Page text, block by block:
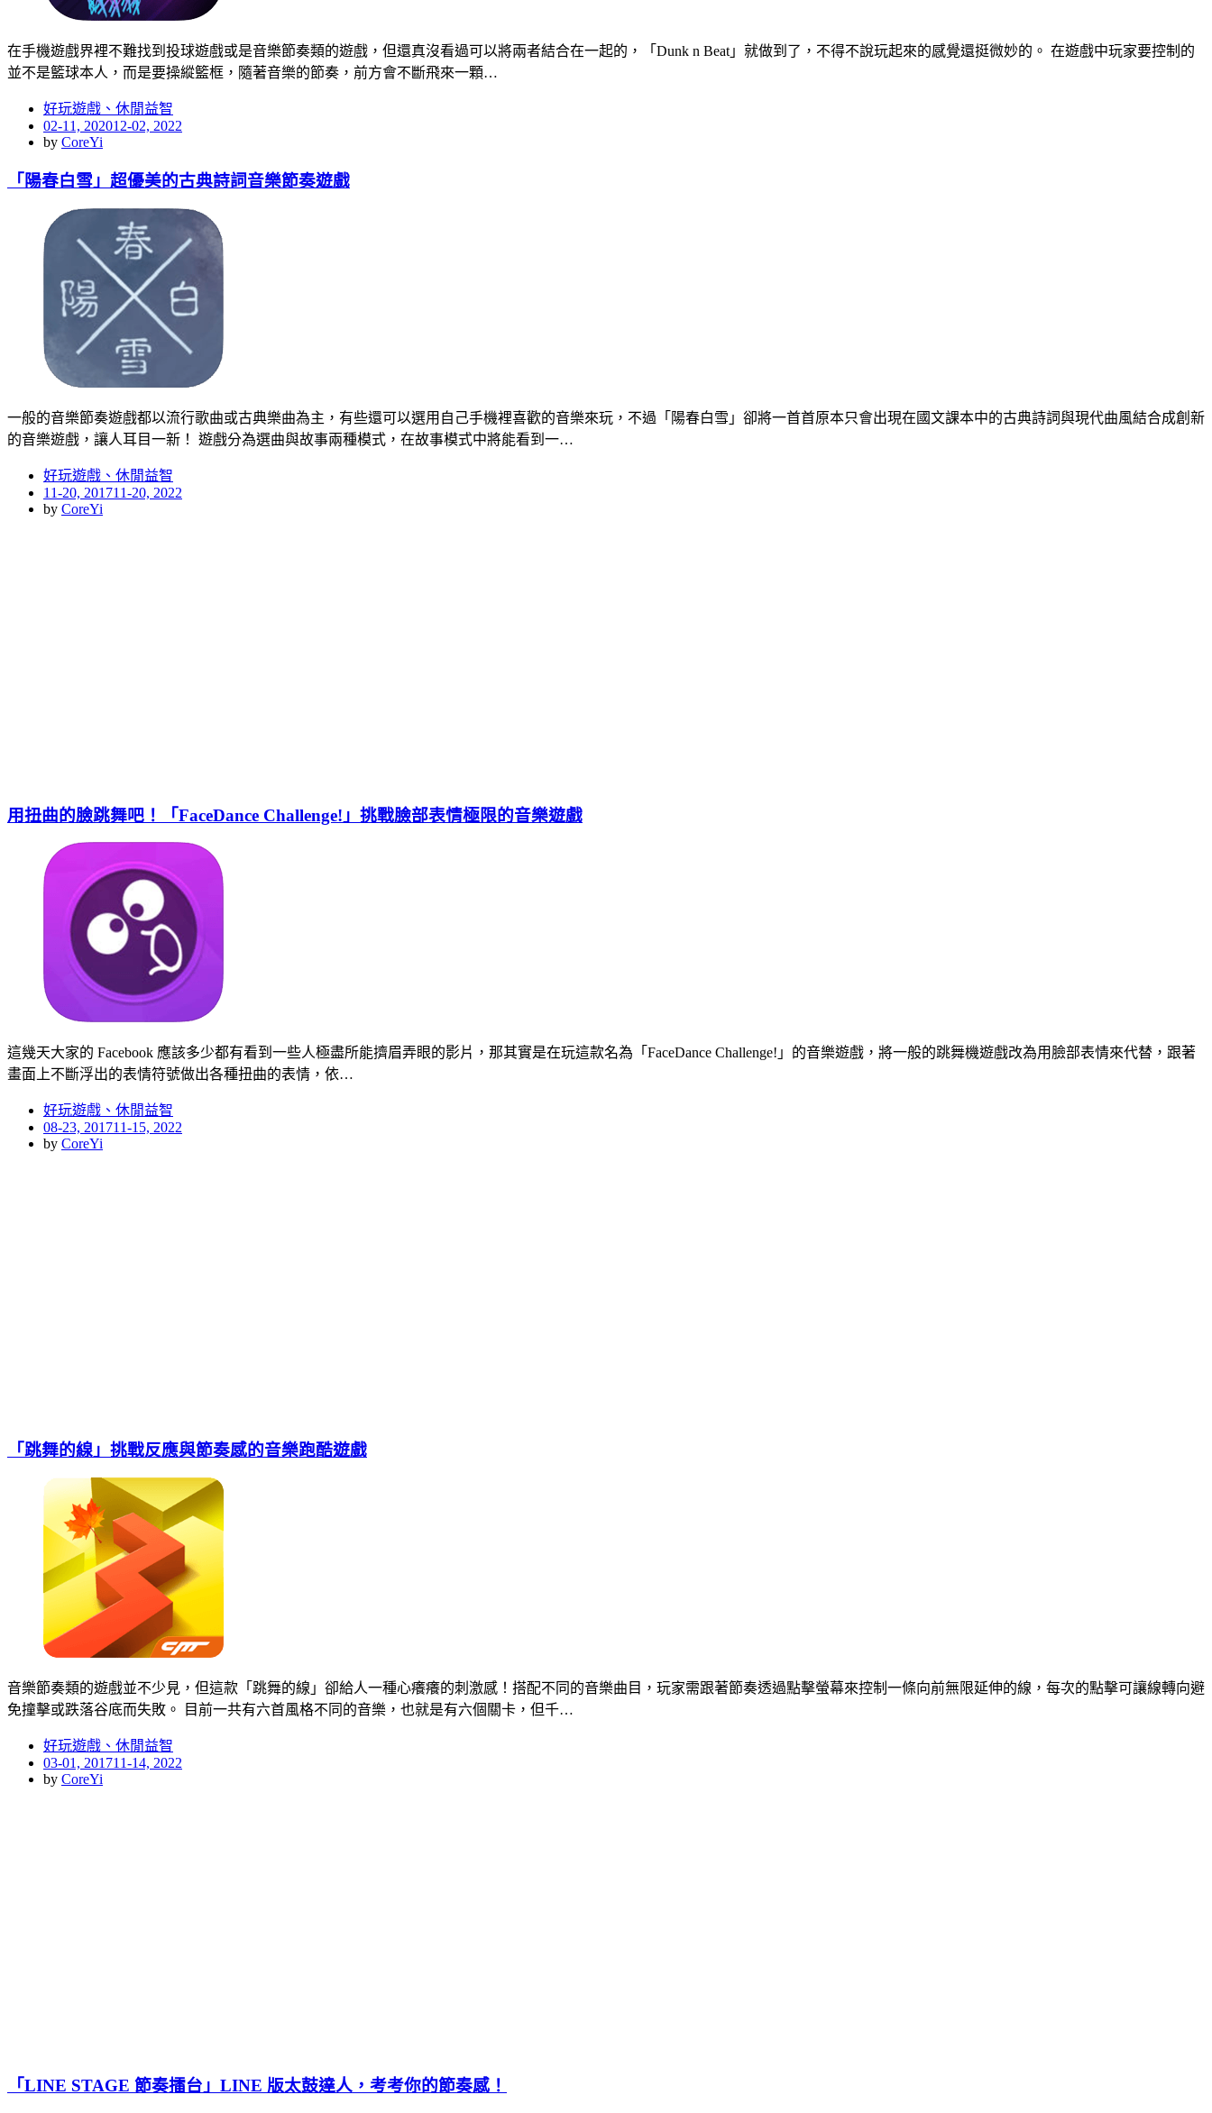
在手機遊戲界裡不難找到投球遊戲或是音樂節奏類的遊戲，但還真沒看過可以將兩者結合在一起的，「Dunk n Beat」就做到了，不得不說玩起來的感覺還挺微妙的。 在遊戲中玩家要控制的
並不是籃球本人，而是要操縱籃框，隨著音樂的節奏，前方會不斷飛來一顆…
好玩遊戲、休閒益智
Posted
on
02-11, 202012-02, 2022
by CoreYi
「陽春白雪」超優美的古典詩詞音樂節奏遊戲
一般的音樂節奏遊戲都以流行歌曲或古典樂曲為主，有些還可以選用自己手機裡喜歡的音樂來玩，不過「陽春白雪」卻將一首首原本只會出現在國文課本中的古典詩詞與現代曲風結合成創新
的音樂遊戲，讓人耳目一新！ 遊戲分為選曲與故事兩種模式，在故事模式中將能看到一…
好玩遊戲、休閒益智
Posted
on
11-20, 201711-20, 2022
by CoreYi
用扭曲的臉跳舞吧！「FaceDance Challenge!」挑戰臉部表情極限的音樂遊戲
這幾天大家的 Facebook 應該多少都有看到一些人極盡所能擠眉弄眼的影片，那其實是在玩這款名為「FaceDance Challenge!」的音樂遊戲，將一般的跳舞機遊戲改為用臉部表情來代替，跟著
畫面上不斷浮出的表情符號做出各種扭曲的表情，依…
好玩遊戲、休閒益智
Posted
on
08-23, 201711-15, 2022
by CoreYi
「跳舞的線」挑戰反應與節奏感的音樂跑酷遊戲
音樂節奏類的遊戲並不少見，但這款「跳舞的線」卻給人一種心癢癢的刺激感！搭配不同的音樂曲目，玩家需跟著節奏透過點擊螢幕來控制一條向前無限延伸的線，每次的點擊可讓線轉向避
免撞擊或跌落谷底而失敗。 目前一共有六首風格不同的音樂，也就是有六個關卡，但千…
好玩遊戲、休閒益智
Posted
on
03-01, 201711-14, 2022
by CoreYi
「LINE STAGE 節奏擂台」LINE 版太鼓達人，考考你的節奏感！